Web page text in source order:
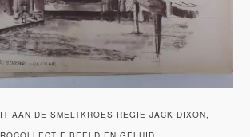
AAN DE SMELTKROES REGIE JACK DIXON,